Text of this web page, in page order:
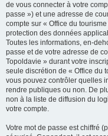
de vous connecter à votre
passe ») et une adresse de
compte sur « Office du
protection des données
Toutes les informations, en-
passe et de votre adresse de
Topoldavie » durant votre
seule discrétion de « Office du
vous pouvez contrôler quelles
rendre publiques ou non. De
non à la liste de diffusion du
votre compte.
Votre mot de passe est chiffré